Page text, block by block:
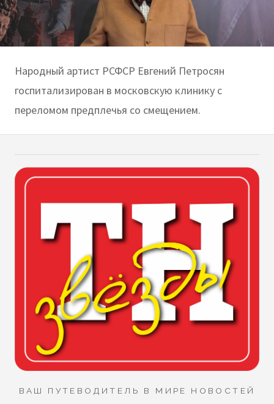
Народный артист РСФСР Евгений Петросян
госпитализирован в московскую клинику с
переломом предплечья со смещением.
ВАШ ПУТЕВОДИТЕЛЬ В МИРЕ НОВОСТЕЙ